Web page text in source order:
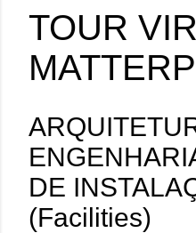
TOUR
DE
(Facilities)